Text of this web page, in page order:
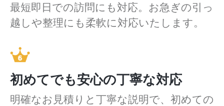
最短即日での訪問にも対応。お急ぎの引っ
越しや整理にも柔軟に対応いたします。
初めてでも安心の丁寧な対応
明確なお見積りと丁寧な説明で、初めての